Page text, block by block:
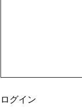
ログイン